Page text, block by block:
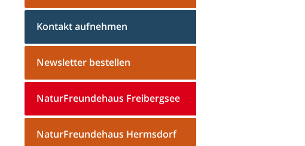
Kontakt aufnehmen
Newsletter bestellen
NaturFreundehaus Freibergsee
NaturFreundehaus Hermsdorf